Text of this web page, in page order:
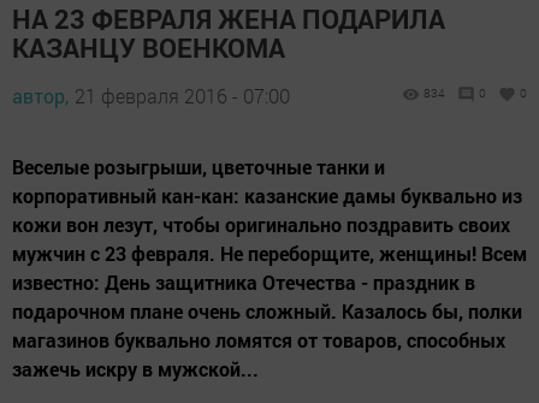
НА 23 ФЕВРАЛЯ ЖЕНА ПОДАРИЛА
КАЗАНЦУ ВОЕНКОМА
автор, 21 февраля 2016 - 07:00 834 0 0
Веселые розыгрыши, цветочные танки и
корпоративный кан-кан: казанские дамы буквально из
кожи вон лезут, чтобы оригинально поздравить своих
мужчин с 23 февраля. Не переборщите, женщины! Всем
известно: День защитника Отечества - праздник в
подарочном плане очень сложный. Казалось бы, полки
магазинов буквально ломятся от товаров, способных
зажечь искру в мужской...